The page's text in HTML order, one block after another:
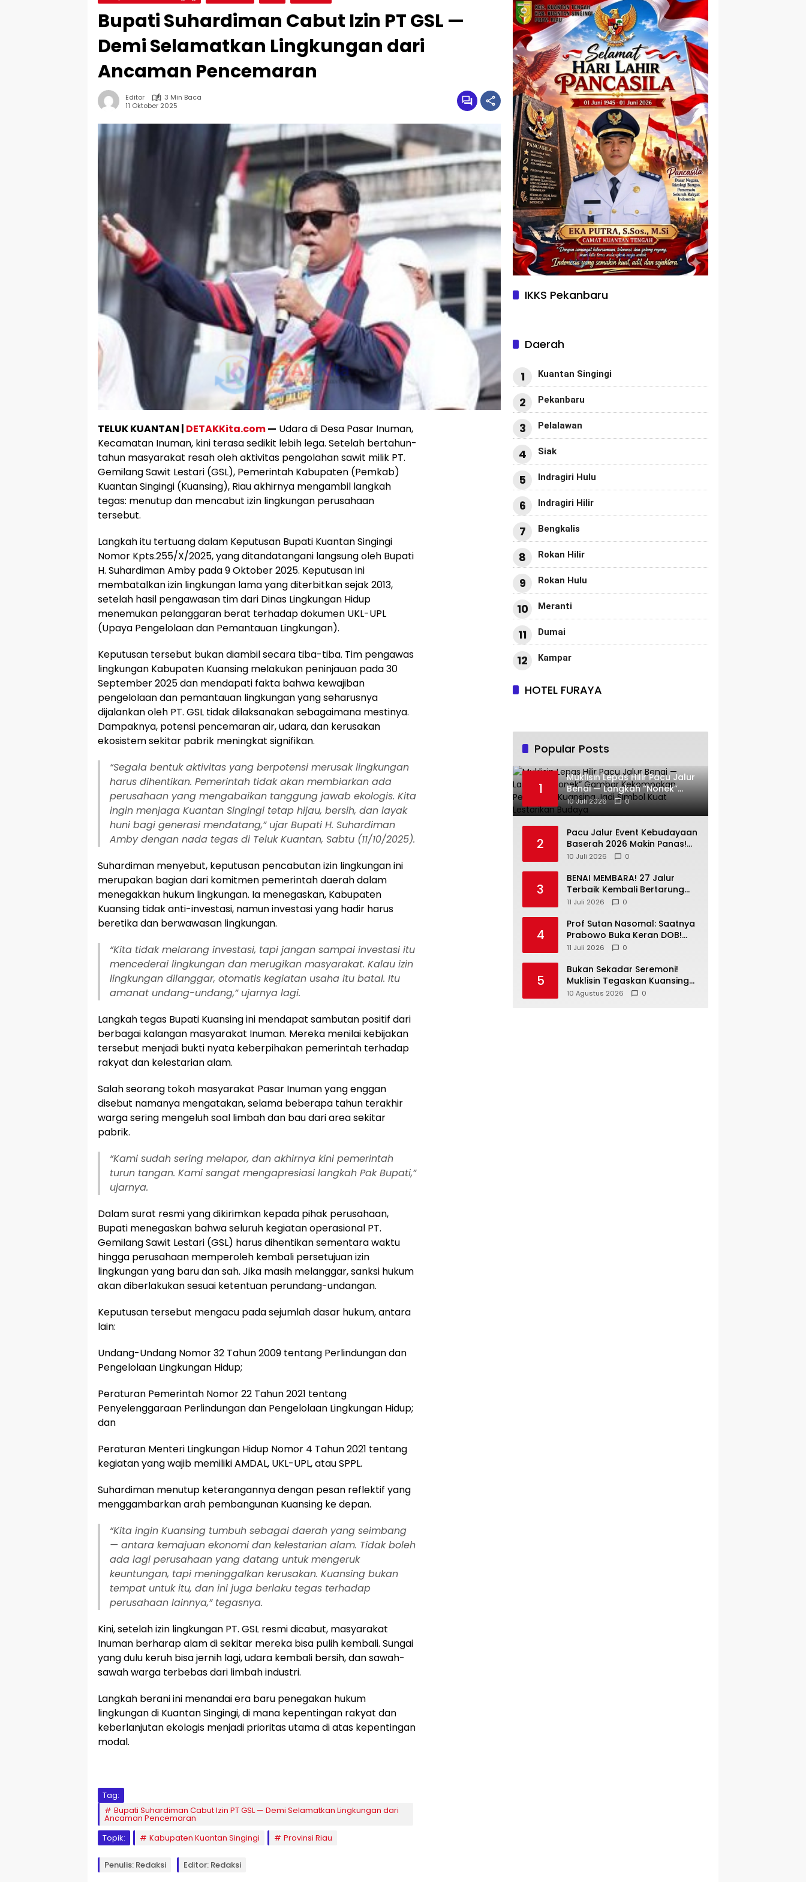
Bupati Suhardiman Cabut Izin PT GSL —
Demi Selamatkan Lingkungan dari
Ancaman Pencemaran
Editor
3 Min Baca
11 Oktober 2025
TELUK KUANTAN | DETAKKita.com— Udara di Desa Pasar Inuman,
Kecamatan Inuman, kini terasa sedikit lebih lega. Setelah bertahun-
tahun masyarakat resah oleh aktivitas pengolahan sawit milik PT.
Gemilang Sawit Lestari (GSL), Pemerintah Kabupaten (Pemkab)
Kuantan Singingi (Kuansing), Riau akhirnya mengambil langkah
tegas: menutup dan mencabut izin lingkungan perusahaan
tersebut.
Langkah itu tertuang dalam Keputusan Bupati Kuantan Singingi
Nomor Kpts.255/X/2025, yang ditandatangani langsung oleh Bupati
H. Suhardiman Amby pada 9 Oktober 2025. Keputusan ini
membatalkan izin lingkungan lama yang diterbitkan sejak 2013,
setelah hasil pengawasan tim dari Dinas Lingkungan Hidup
menemukan pelanggaran berat terhadap dokumen UKL-UPL
(Upaya Pengelolaan dan Pemantauan Lingkungan).
Keputusan tersebut bukan diambil secara tiba-tiba. Tim pengawas
lingkungan Kabupaten Kuansing melakukan peninjauan pada 30
September 2025 dan mendapati fakta bahwa kewajiban
pengelolaan dan pemantauan lingkungan yang seharusnya
dijalankan oleh PT. GSL tidak dilaksanakan sebagaimana mestinya.
Dampaknya, potensi pencemaran air, udara, dan kerusakan
ekosistem sekitar pabrik meningkat signifikan.
“Segala bentuk aktivitas yang berpotensi merusak lingkungan
harus dihentikan. Pemerintah tidak akan membiarkan ada
perusahaan yang mengabaikan tanggung jawab ekologis. Kita
ingin menjaga Kuantan Singingi tetap hijau, bersih, dan layak
huni bagi generasi mendatang,” ujar Bupati H. Suhardiman
Amby dengan nada tegas di Teluk Kuantan, Sabtu (11/10/2025).
Suhardiman menyebut, keputusan pencabutan izin lingkungan ini
merupakan bagian dari komitmen pemerintah daerah dalam
menegakkan hukum lingkungan. Ia menegaskan, Kabupaten
Kuansing tidak anti-investasi, namun investasi yang hadir harus
beretika dan berwawasan lingkungan.
“Kita tidak melarang investasi, tapi jangan sampai investasi itu
mencederai lingkungan dan merugikan masyarakat. Kalau izin
lingkungan dilanggar, otomatis kegiatan usaha itu batal. Itu
amanat undang-undang,” ujarnya lagi.
Langkah tegas Bupati Kuansing ini mendapat sambutan positif dari
berbagai kalangan masyarakat Inuman. Mereka menilai kebijakan
tersebut menjadi bukti nyata keberpihakan pemerintah terhadap
rakyat dan kelestarian alam.
Salah seorang tokoh masyarakat Pasar Inuman yang enggan
disebut namanya mengatakan, selama beberapa tahun terakhir
warga sering mengeluh soal limbah dan bau dari area sekitar
pabrik.
“Kami sudah sering melapor, dan akhirnya kini pemerintah
turun tangan. Kami sangat mengapresiasi langkah Pak Bupati,”
ujarnya.
Dalam surat resmi yang dikirimkan kepada pihak perusahaan,
Bupati menegaskan bahwa seluruh kegiatan operasional PT.
Gemilang Sawit Lestari (GSL) harus dihentikan sementara waktu
hingga perusahaan memperoleh kembali persetujuan izin
lingkungan yang baru dan sah. Jika masih melanggar, sanksi hukum
akan diberlakukan sesuai ketentuan perundang-undangan.
Keputusan tersebut mengacu pada sejumlah dasar hukum, antara
lain:
Undang-Undang Nomor 32 Tahun 2009 tentang Perlindungan dan
Pengelolaan Lingkungan Hidup;
Peraturan Pemerintah Nomor 22 Tahun 2021 tentang
Penyelenggaraan Perlindungan dan Pengelolaan Lingkungan Hidup;
dan
Peraturan Menteri Lingkungan Hidup Nomor 4 Tahun 2021 tentang
kegiatan yang wajib memiliki AMDAL, UKL-UPL, atau SPPL.
Suhardiman menutup keterangannya dengan pesan reflektif yang
menggambarkan arah pembangunan Kuansing ke depan.
“Kita ingin Kuansing tumbuh sebagai daerah yang seimbang
— antara kemajuan ekonomi dan kelestarian alam. Tidak boleh
ada lagi perusahaan yang datang untuk mengeruk
keuntungan, tapi meninggalkan kerusakan. Kuansing bukan
tempat untuk itu, dan ini juga berlaku tegas terhadap
perusahaan lainnya,” tegasnya.
Kini, setelah izin lingkungan PT. GSL resmi dicabut, masyarakat
Inuman berharap alam di sekitar mereka bisa pulih kembali. Sungai
yang dulu keruh bisa jernih lagi, udara kembali bersih, dan sawah-
sawah warga terbebas dari limbah industri.
Langkah berani ini menandai era baru penegakan hukum
lingkungan di Kuantan Singingi, di mana kepentingan rakyat dan
keberlanjutan ekologis menjadi prioritas utama di atas kepentingan
modal.
Tag:
Bupati Suhardiman Cabut Izin PT GSL — Demi Selamatkan Lingkungan dari
Ancaman Pencemaran
Topik:
Kabupaten Kuantan Singingi Provinsi Riau
Penulis: Redaksi Editor: Redaksi
IKKS Pekanbaru
Daerah
1 Kuantan Singingi
2 Pekanbaru
3 Pelalawan
4 Siak
5 Indragiri Hulu
6 Indragiri Hilir
7 Bengkalis
8 Rokan Hilir
9 Rokan Hulu
10 Meranti
11 Dumai
12 Kampar
HOTEL FURAYA
Popular Posts
1
Muklisin Lepas Hilir Pacu Jalur
Benai — Langkah “Nonek”
Gambar Kekompakan
Pemimpin Kuansing Jadi
Budaya
10 Juli 2026 0
2
Pacu Jalur Event Kebudayaan
Baserah 2026 Makin Panas!
RM Sederhana Hadiahkan
10 Juli 2026 0
3
BENAI MEMBARA! 27 Jalur
Terbaik Kembali Bertarung
Hari Ini — Duel Sengit
Berikutnya Resmi Dimulai
11 Juli 2026 0
4
Prof Sutan Nasomal: Saatnya
Prabowo Buka Keran DOB!
Rakyat Sudah Terlalu Lama
Daerah
11 Juli 2026 0
5
Bukan Sekadar Seremoni!
Muklisin Tegaskan Kuansing
Siap Bersinergi Bangun Riau
10 Agustus 2026 0